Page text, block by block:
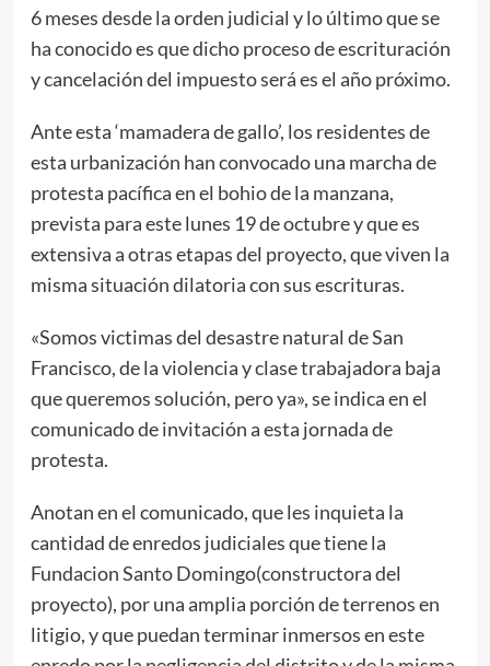
6 meses desde la orden judicial y lo último que se
ha conocido es que dicho proceso de escrituración
y cancelación del impuesto será es el año próximo.
Ante esta ‘mamadera de gallo’, los residentes de
esta urbanización han convocado una marcha de
protesta pacífica en el bohio de la manzana,
prevista para este lunes 19 de octubre y que es
extensiva a otras etapas del proyecto, que viven la
misma situación dilatoria con sus escrituras.
«Somos victimas del desastre natural de San
Francisco, de la violencia y clase trabajadora baja
que queremos solución, pero ya», se indica en el
comunicado de invitación a esta jornada de
protesta.
Anotan en el comunicado, que les inquieta la
cantidad de enredos judiciales que tiene la
Fundacion Santo Domingo(constructora del
proyecto), por una amplia porción de terrenos en
litigio, y que puedan terminar inmersos en este